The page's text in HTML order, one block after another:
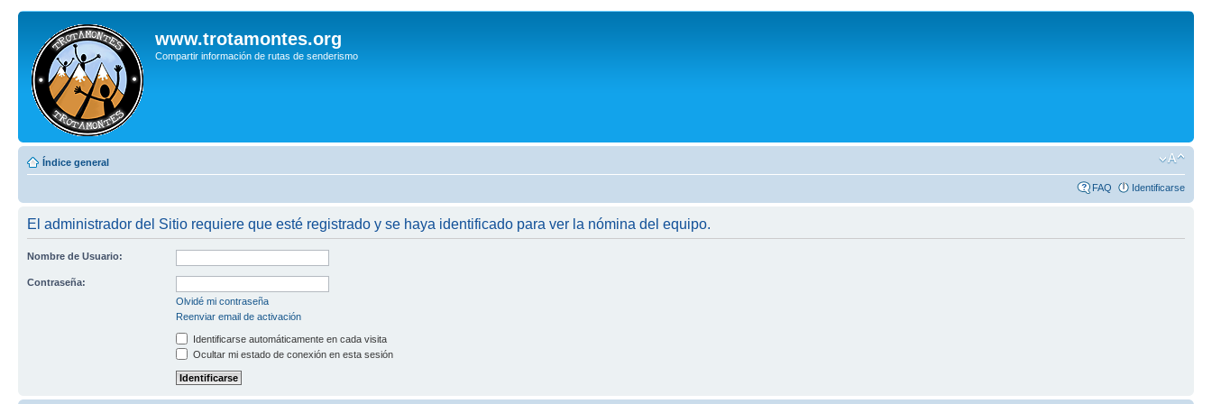
www.trotamontes.org
Compartir información de rutas de senderismo
Índice general
FAQ Identificarse
El administrador del Sitio requiere que esté registrado y se haya identificado para ver la nómina del equipo.
Nombre de Usuario:
Contraseña:
Olvidé mi contraseña
Reenviar email de activación
Identificarse automáticamente en cada visita
Ocultar mi estado de conexión en esta sesión